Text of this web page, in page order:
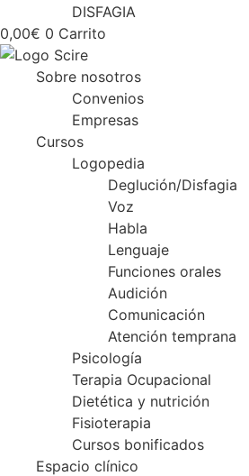
DISFAGIA
0,00€ 0 Carrito
Sobre nosotros
Convenios
Empresas
Cursos
Logopedia
Deglución/Disfagia
Voz
Habla
Lenguaje
Funciones orales
Audición
Comunicación
Atención temprana
Psicología
Terapia Ocupacional
Dietética y nutrición
Fisioterapia
Cursos bonificados
Espacio clínico